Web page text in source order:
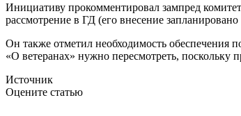
Инициативу прокомментировал зампред
рассмотрение в ГД (его внесение
Он также отметил необходимость обеспечения
«О ветеранах» нужно пересмотреть, поскольку
Источник
Оцените статью